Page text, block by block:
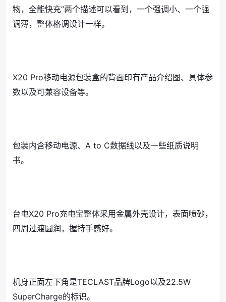
物，全能快充”两个描述可以看到，一个强调小、一个强
调薄，整体格调设计一样。
X20 Pro移动电源包装盒的背面印有产品介绍图、具体参
数以及可兼容设备等。
包装内含移动电源、A to C数据线以及一些纸质说明
书。
台电X20 Pro充电宝整体采用金属外壳设计，表面喷砂，
四周过渡圆润，握持手感好。
机身正面左下角是TECLAST品牌Logo以及22.5W
SuperCharge的标识。